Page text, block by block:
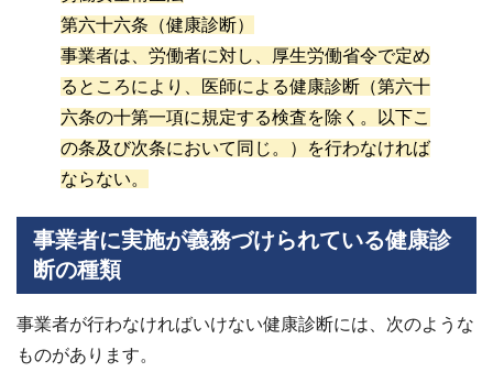
第六十六条（健康診断）
事業者は、労働者に対し、厚生労働省令で定め
るところにより、医師による健康診断（第六十
六条の十第一項に規定する検査を除く。以下こ
の条及び次条において同じ。）を行わなければ
ならない。
事業者に実施が義務づけられている健康診
断の種類
事業者が行わなければいけない健康診断には、次のような
ものがあります。